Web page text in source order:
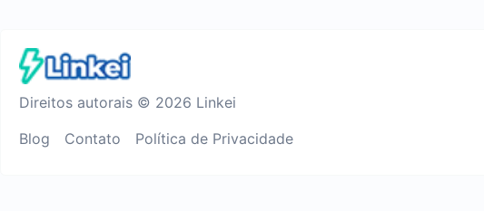
Direitos autorais © 2026 Linkei
Blog
Contato Política de Privacidade